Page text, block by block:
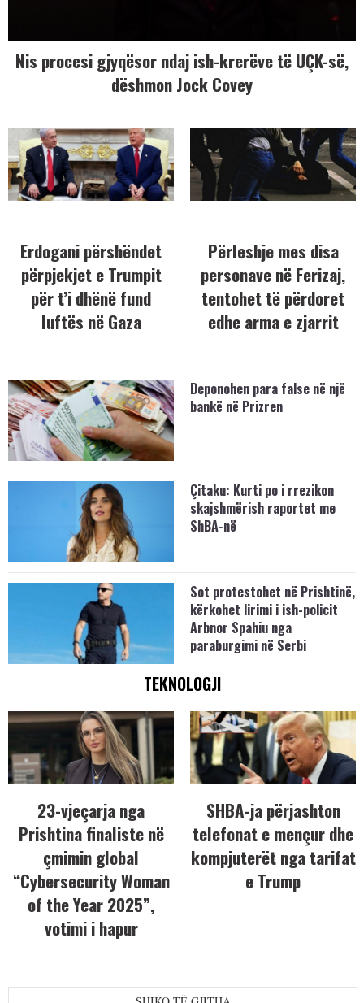
Nis procesi gjyqësor ndaj ish-krerëve të UÇK-së,
dëshmon Jock Covey
Erdogani përshëndet
përpjekjet e Trumpit
për t’i dhënë fund
luftës në Gaza
Përleshje mes disa
personave në Ferizaj,
tentohet të përdoret
edhe arma e zjarrit
Deponohen para false në një
bankë në Prizren
Çitaku: Kurti po i rrezikon
skajshmërish raportet me
ShBA-në
Sot protestohet në Prishtinë,
kërkohet lirimi i ish-policit
Arbnor Spahiu nga
paraburgimi në Serbi
TEKNOLOGJI
23-vjeçarja nga
Prishtina finaliste në
çmimin global
“Cybersecurity Woman
of the Year 2025”,
votimi i hapur
SHBA-ja përjashton
telefonat e mençur dhe
kompjuterët nga tarifat
e Trump